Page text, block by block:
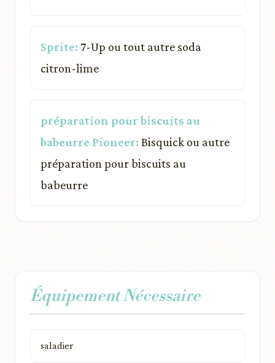
Sprite: 7-Up ou tout autre soda
citron-lime
préparation pour biscuits au
babeurre Pioneer: Bisquick ou autre
préparation pour biscuits au
babeurre
Équipement Nécessaire
saladier